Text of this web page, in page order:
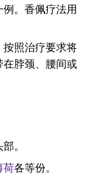
。香佩疗法用
照治疗要求将
脖颈、腰间或
。
荷各等份。